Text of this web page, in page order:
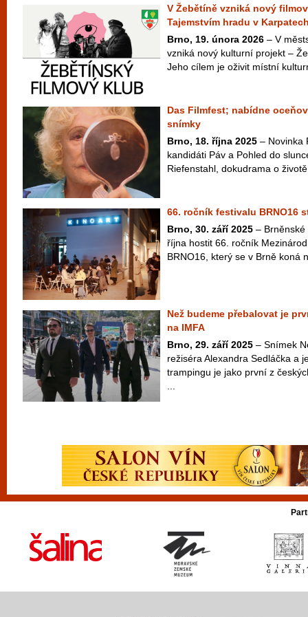
V Žebětíně vzniká nový
Tajemstvím hradu v
Brno, 19. února 2026 – V
vzniká nový kulturní projekt –
Jeho cílem je oživit místní
Das Filmfest; nabídne
snímky
Brno, 18. října 2025 – Novinka
kandidáti Páv a Pohled do
Riefenstahl, dokudrama o
66. ročník festivalu BRNO16
Brno, 30. září 2025 – Brněnské
října hostit 66. ročník
BRNO16, který se v Brně koná
Než budeme přebalovat je
na IMFA
Brno, 29. září 2025 – Snímek
režiséra Alexandra Sedláčka a
trampingu je jako první z